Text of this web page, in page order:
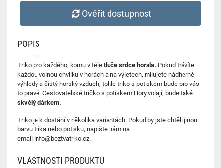
Ověřit dostupnost
POPIS
Triko pro každého, komu v těle tluče srdce horala. Pokud trávíte
každou volnou chvilku v horách a na výletech, milujete nádherné
výhledy a čistý horský vzduch, tohle triko s potiskem bude pro vás
to pravé. Cestovatelské tričko s potiskem Hory volají, bude také
skvělý dárkem.
Triko je k dostání v několika variantách. Pokud by jste chtěli jinou
barvu trika nebo potisku, napište nám na
email info@beztvatriko.cz.
VLASTNOSTI PRODUKTU